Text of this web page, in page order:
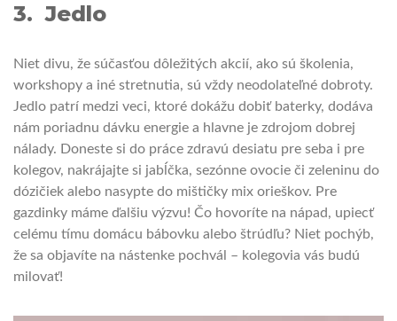
3. Jedlo
Niet divu, že súčasťou dôležitých akcií, ako sú školenia,
workshopy a iné stretnutia, sú vždy neodolateľné dobroty.
Jedlo patrí medzi veci, ktoré dokážu dobiť baterky, dodáva
nám poriadnu dávku energie a hlavne je zdrojom dobrej
nálady. Doneste si do práce zdravú desiatu pre seba i pre
kolegov, nakrájajte si jabĺčka, sezónne ovocie či zeleninu do
dózičiek alebo nasypte do mištičky mix orieškov. Pre
gazdinky máme ďalšiu výzvu! Čo hovoríte na nápad, upiecť
celému tímu domácu bábovku alebo štrúdľu? Niet pochýb,
že sa objavíte na nástenke pochvál – kolegovia vás budú
milovať!